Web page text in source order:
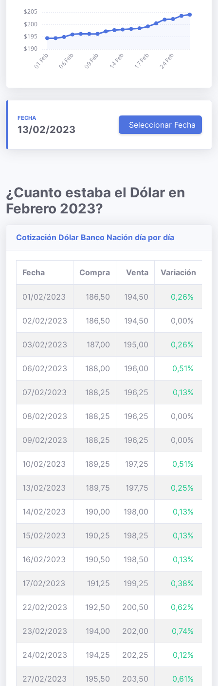
FECHA
13/02/2023 Seleccionar Fecha
¿Cuanto estaba el Dólar en
Febrero 2023?
Cotización Dólar Banco Nación día por día
Fecha Compra Venta Variación
01/02/2023 186,50 194,50 0,26%
02/02/2023 186,50 194,50 0,00%
03/02/2023 187,00 195,00 0,26%
06/02/2023 188,00 196,00 0,51%
07/02/2023 188,25 196,25 0,13%
08/02/2023 188,25 196,25 0,00%
09/02/2023 188,25 196,25 0,00%
10/02/2023 189,25 197,25 0,51%
13/02/2023 189,75 197,75 0,25%
14/02/2023 190,00 198,00 0,13%
15/02/2023 190,25 198,25 0,13%
16/02/2023 190,50 198,50 0,13%
17/02/2023 191,25 199,25 0,38%
22/02/2023 192,50 200,50 0,62%
23/02/2023 194,00 202,00 0,74%
24/02/2023 194,25 202,25 0,12%
27/02/2023 195,50 203,50 0,61%